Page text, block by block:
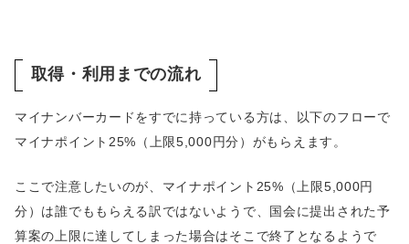
取得・利用までの流れ
マイナンバーカードをすでに持っている方は、以下のフローで
マイナポイント25%（上限5,000円分）がもらえます。
ここで注意したいのが、マイナポイント25%（上限5,000円
分）は誰でももらえる訳ではないようで、国会に提出された予
算案の上限に達してしまった場合はそこで終了となるようで